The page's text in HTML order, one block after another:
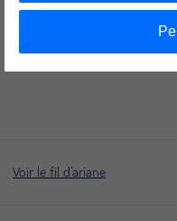
nucléaire et de
significatif pour
Voir le fil d'ariane